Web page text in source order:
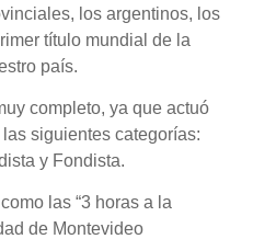
los argentinos, los
título mundial de la
país.
completo, ya que actuó
siguientes categorías:
y Fondista.
las “3 horas a la
de Montevideo